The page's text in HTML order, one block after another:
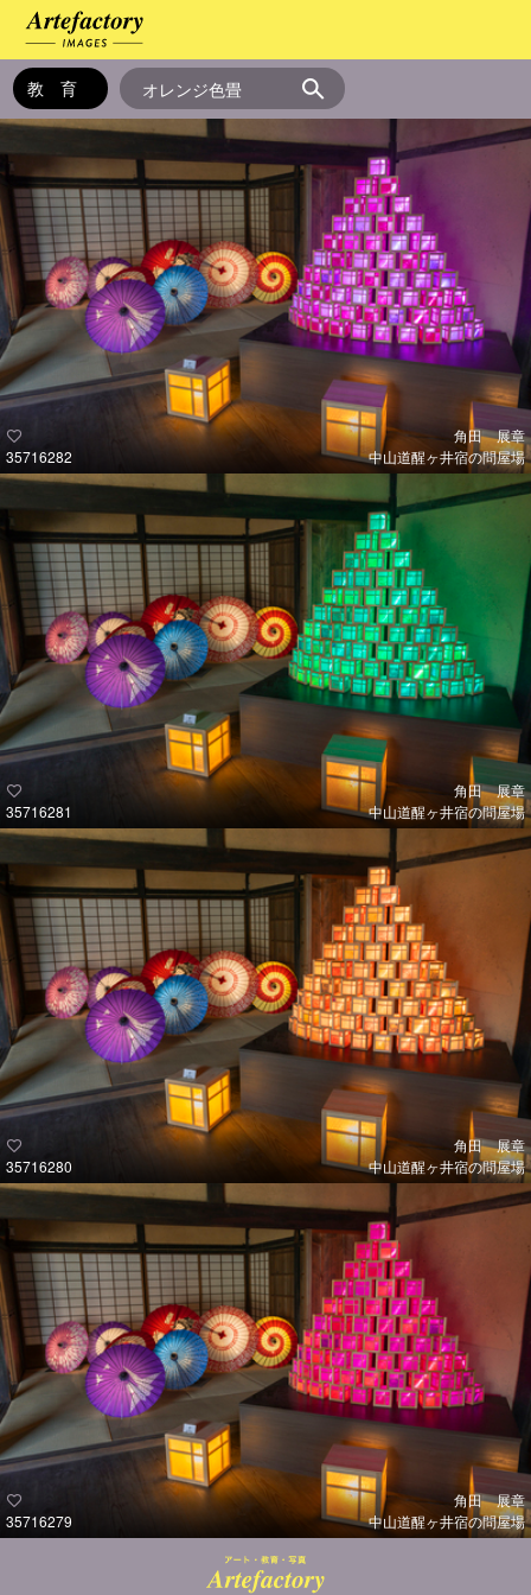
35716282
角田 展章
中山道醒ヶ井宿の問屋場
35716281
角田 展章
中山道醒ヶ井宿の問屋場
35716280
角田 展章
中山道醒ヶ井宿の問屋場
35716279
角田 展章
中山道醒ヶ井宿の問屋場